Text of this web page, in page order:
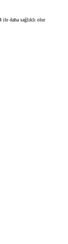
daha sağlıklı olur